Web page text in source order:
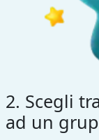
2. Scegli
ad un